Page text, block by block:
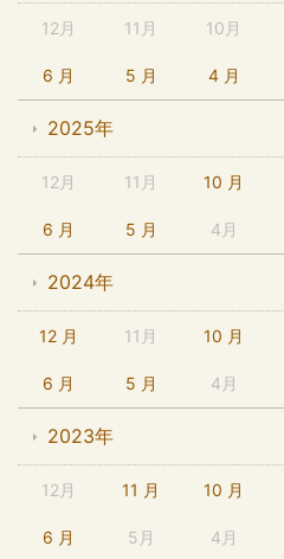
12月 11月 10月
6 月 5 月 4 月
2025年
12月 11月 10 月
6 月 5 月 4月
2024年
12 月 11月 10 月
6 月 5 月 4月
2023年
12月 11 月 10 月
6 月 5月 4月